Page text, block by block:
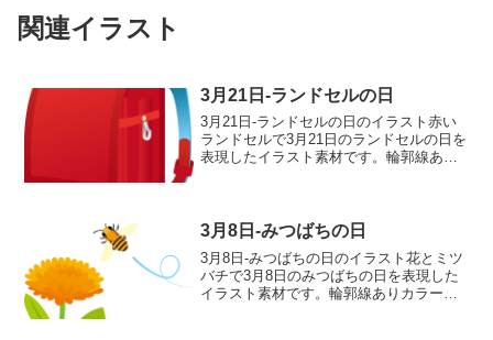
関連イラスト
3月21日-ランドセルの日
3月21日-ランドセルの日のイラスト赤い
ランドセルで3月21日のランドセルの日を
表現したイラスト素材です。輪郭線あり
郭線なし グ...
3月8日-みつばちの日
3月8日-みつばちの日のイラスト花とミツ
バチで3月8日のみつばちの日を表現した
イラスト素材です。輪郭線ありカラー、